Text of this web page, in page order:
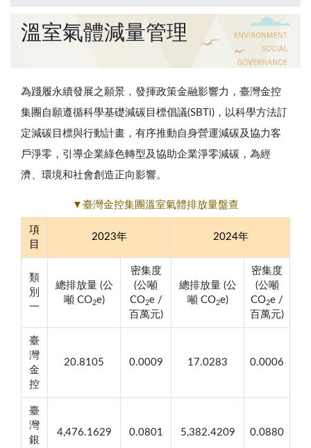
溫室氣體減量管理
為踐履永續發展之願景，發揮政策金融影響力，臺灣金控
集團自願遵循科學基礎減碳目標倡議(SBTi)，以科學方法訂
定減碳目標與行動計畫，有序推動自身營運減碳及協力客
戶淨零，引導企業綠色轉型及協助企業淨零減碳，為經
濟、環境和社會創造正向影響。
▼臺灣金控集團溫室氣體排放量盤查
項
目
2023年 2024年
類
別
一
總排放量 (公
噸 CO2e)
密集度
(公噸
CO2e /
百萬元)
總排放量 (公
噸 CO2e)
密集度
(公噸
CO2e /
百萬元)
臺
灣
金
控
20.8105 0.0009 17.0283 0.0006
臺
灣
銀
4,476.1629 0.0801 5,382.4209 0.0880